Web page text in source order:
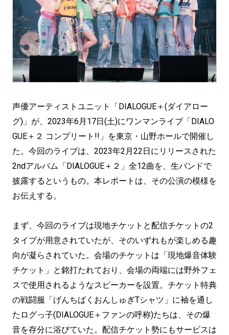
声優アーティストユニット「DIALOGUE＋(ダイアロー
グ)」が、2023年6月17日(土)にワンマンライブ「DIALO
GUE＋２ コンプリート!!」を東京・山野ホールで開催し
た。今回のライブは、2023年2月22日にリリースされた
2ndアルバム「DIALOGUE＋２」全12曲を、生バンドで
披露するというもの。本レポートは、その公演の模様を
お伝えする。
まず、今回のライブは現地チケットと配信チケットの2
タイプが用意されていたが、そのいずれもが楽しめる趣
向が凝らされていた。会場のチケットは「現地爆音体験
チケット」と銘打たれており、会場の両端には野外フェ
スで使用されるようなスピーカーを設置。チケット特典
の戦闘服「げんちばくおんしゅぎTシャツ」に袖を通し
たログっ子(DIALOGUE＋ファンの呼称)たちは、その爆
音を存分に浴びていた。配信チケット勢にもサービスは